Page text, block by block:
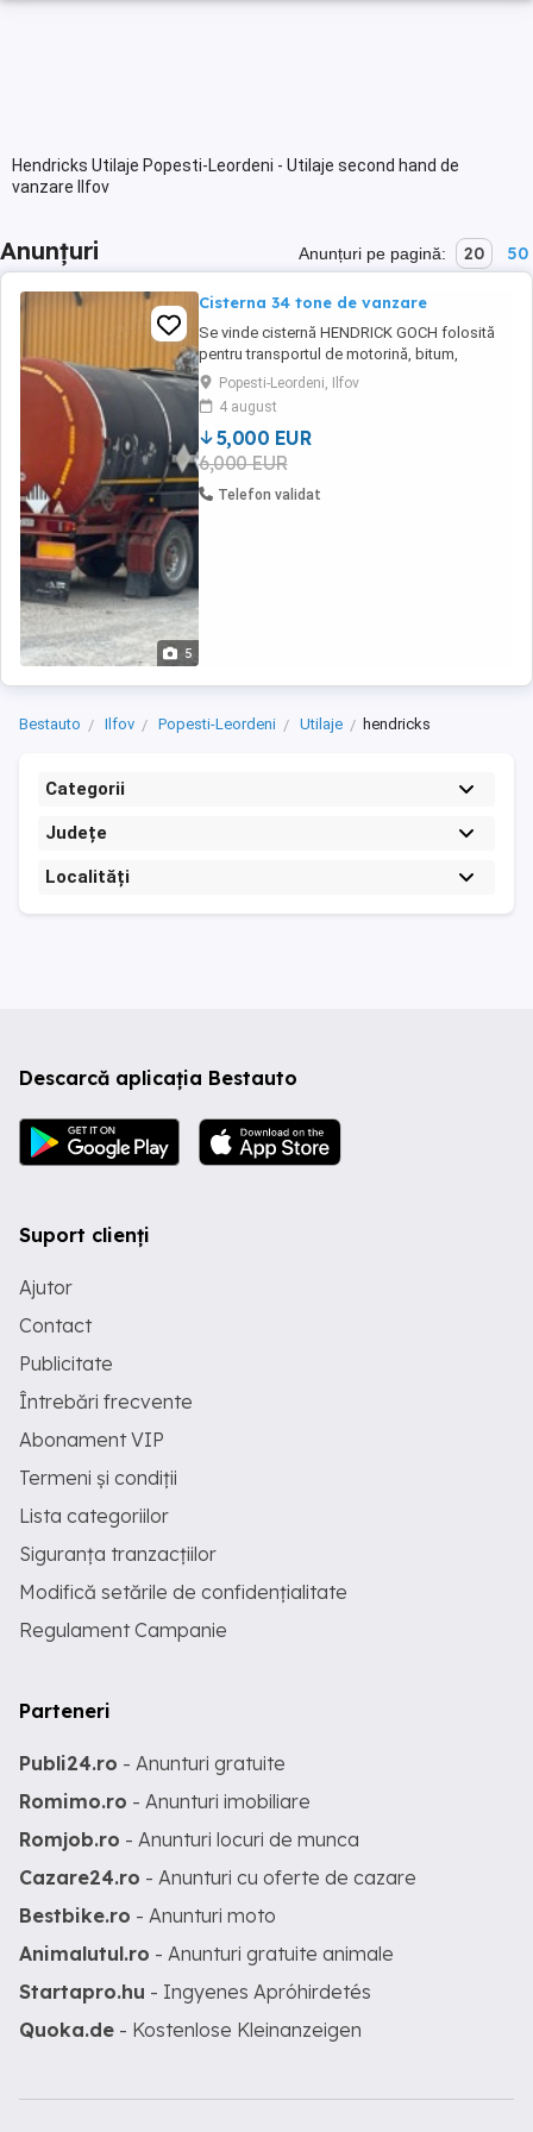
Hendricks Utilaje Popesti-Leordeni - Utilaje second hand de
vanzare Ilfov
Anunțuri Anunțuri pe pagină: 20 50
5
Cisterna 34 tone de vanzare
Se vinde cisternă HENDRICK GOCH folosită
pentru transportul de motorină, bitum,
emulsie bituminoasă, capacitate 34 de tone.
An de fabricatie 1990.
Popesti-Leordeni, Ilfov
4 august
5,000 EUR
6,000 EUR
Telefon validat
Bestauto Ilfov Popesti-Leordeni Utilaje hendricks
Categorii
Județe
Localități
Descarcă aplicația Bestauto
Suport clienți
Ajutor
Contact
Publicitate
Întrebări frecvente
Abonament VIP
Termeni și condiții
Lista categoriilor
Siguranța tranzacțiilor
Modifică setările de confidențialitate
Regulament Campanie
Parteneri
Publi24.ro - Anunturi gratuite
Romimo.ro - Anunturi imobiliare
Romjob.ro - Anunturi locuri de munca
Cazare24.ro - Anunturi cu oferte de cazare
Bestbike.ro - Anunturi moto
Animalutul.ro - Anunturi gratuite animale
Startapro.hu - Ingyenes Apróhirdetés
Quoka.de - Kostenlose Kleinanzeigen